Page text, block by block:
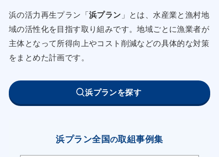
・底立て延縄漁業者及び沿岸一本釣り漁業者（キ
ンメ立縄釣り
漁業）は、静岡県キンメダイ資源管理計画及び、
伊豆漁業協
て延縄漁業
の資源管理計画、伊豆漁業協同組合（田牛地区、
須崎地区）におけるキンメダイを漁獲対象とする
浜の活力再生プラン「浜プラン 」とは、水産業と漁村地
域の活性化を目指す取り組みです。地域ごとに漁業者が
主体となって所得向上やコスト削減などの具体的な対策
をまとめた計画です。
浜プランを探す
浜プラン全国の取組事例集